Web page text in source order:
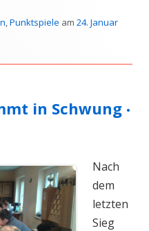
,Punktspiele am 24. Januar
in Schwung •
Nach
dem
letzten
Sieg